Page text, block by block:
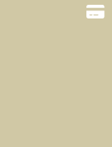
